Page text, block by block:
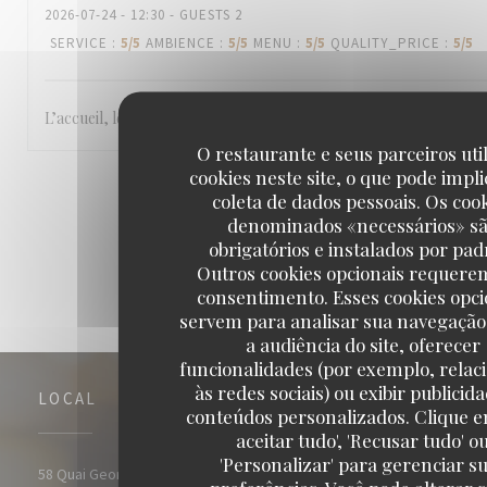
O restaurante e seus parceiros
cookies neste site, o que pode
coleta de dados pessoais. Os
denominados «necessários»
obrigatórios e instalados por
Outros cookies opcionais
consentimento. Esses cookies
servem para analisar sua
a audiência do site, oferecer
funcionalidades (por exemplo,
às redes sociais) ou exibir
conteúdos personalizados. Clique
aceitar tudo', 'Recusar tudo'
'Personalizar' para gerenciar
2026-07-24 - 12:30 - GUESTS 2
SERVICE : 5/5 AMBIENCE : 5/5 MENU : 5/5 QUALITY_PRICE : 5/5
L’accueil, le cadre et la cuisine.
1 2 3
LOCAL
58 Quai Georges Gorse 92100 Boulogne Billancourt((abre numa nova